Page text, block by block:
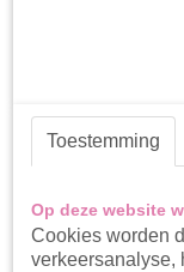
Toestemming
Op deze website
Cookies worden
verkeersanalyse,